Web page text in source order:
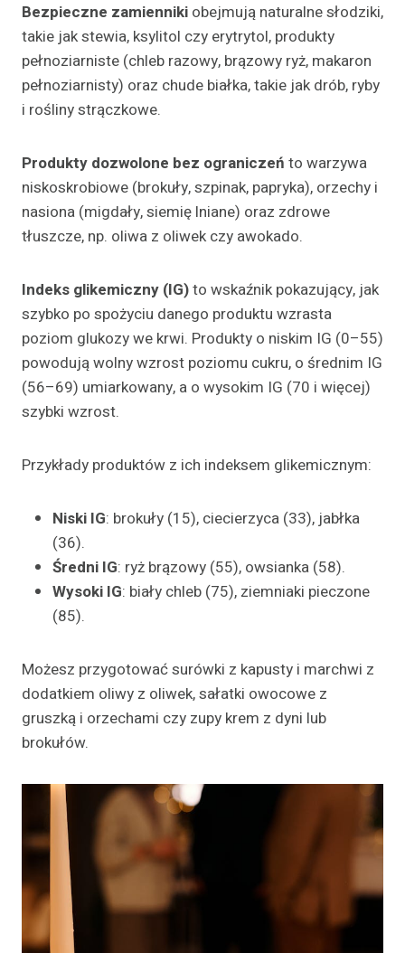
Bezpieczne zamienniki obejmują naturalne słodziki,
takie jak stewia, ksylitol czy erytrytol, produkty
pełnoziarniste (chleb razowy, brązowy ryż, makaron
pełnoziarnisty) oraz chude białka, takie jak drób, ryby
i rośliny strączkowe.
Produkty dozwolone bez ograniczeń to warzywa
niskoskrobiowe (brokuły, szpinak, papryka), orzechy i
nasiona (migdały, siemię lniane) oraz zdrowe
tłuszcze, np. oliwa z oliwek czy awokado.
Indeks glikemiczny (IG)to wskaźnik pokazujący, jak
szybko po spożyciu danego produktu wzrasta
poziom glukozy we krwi. Produkty o niskim IG (0–55)
powodują wolny wzrost poziomu cukru, o średnim IG
(56–69) umiarkowany, a o wysokim IG (70 i więcej)
szybki wzrost.
Przykłady produktów z ich indeksem glikemicznym:
Niski IG: brokuły (15), ciecierzyca (33), jabłka
(36).
Średni IG: ryż brązowy (55), owsianka (58).
Wysoki IG: biały chleb (75), ziemniaki pieczone
(85).
Możesz przygotować surówki z kapusty i marchwi z
dodatkiem oliwy z oliwek, sałatki owocowe z
gruszką i orzechami czy zupy krem z dyni lub
brokułów.